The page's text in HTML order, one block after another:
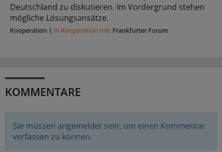
Deutschland zu diskutieren. Im Vordergrund stehen
mögliche Lösungsansätze.
Kooperation | In Kooperation mit: Frankfurter Forum
KOMMENTARE
Sie müssen angemeldet sein, um einen Kommentar
verfassen zu können.